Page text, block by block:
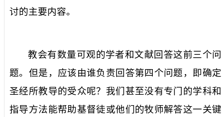
讨的主要内容。
教会有数量可观的学者和文献回答这前三个问
题。但是，应该由谁负责回答第四个问题，即确定
圣经所教导的受众呢？我们甚至没有专门的学科和
指导方法能帮助基督徒或他们的牧师解答这一关键